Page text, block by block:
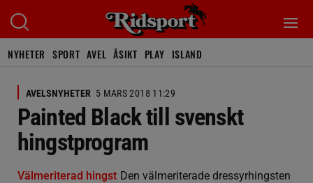
NYHETER SPORT AVEL ÅSIKT PLAY ISLAND
AVELSNYHETER 5 MARS 2018 11:29
Painted Black till svenskt
hingstprogram
Välmeriterad hingst Den välmeriterade dressyrhingsten